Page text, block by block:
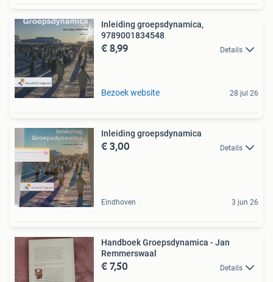
Inleiding groepsdynamica,
9789001834548
€ 8,99 Details
Bezoek website 28 jul 26
Inleiding groepsdynamica
€ 3,00 Details
Eindhoven 3 jun 26
Handboek Groepsdynamica - Jan
Remmerswaal
€ 7,50 Details